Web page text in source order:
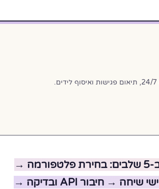
יך עושים בוט בוואטסאפ? ב-5 שלבים: בחירת פלטפורמה →
הקמת חשבון עסקי → בניית תרחישי שיחה → חיבור API ובדיקה →